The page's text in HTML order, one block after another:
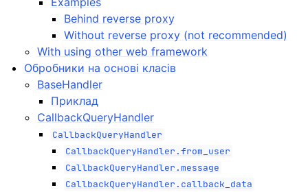
Behind reverse proxy
Without reverse proxy (not recommended)
With using other web framework
Обробники на основі класів
BaseHandler
Приклад
CallbackQueryHandler
CallbackQueryHandler
CallbackQueryHandler.from_user
CallbackQueryHandler.message
CallbackQueryHandler.callback_data